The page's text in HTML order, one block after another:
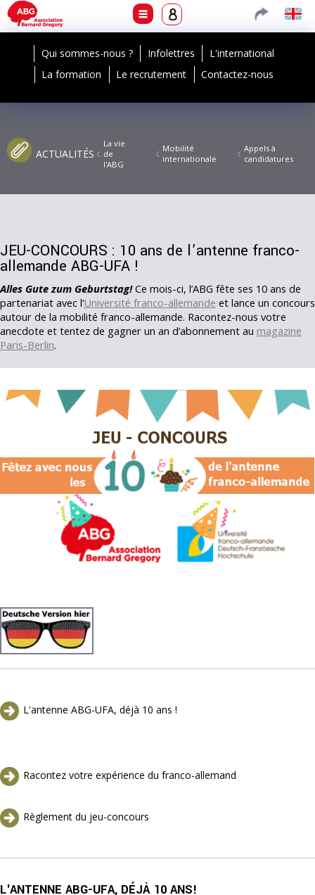
Qui sommes-nous ? Infolettres
L'international
La formation
Le recrutement Contactez-nous
ACTUALITÉS
La vie
de
l'ABG
Mobilité
internationale
Appels à
candidatures
JEU-CONCOURS : 10 ans de l’antenne franco-
allemande ABG-UFA !
Alles Gute zum Geburtstag!Ce mois-ci, l’ABG fête ses 10 ans de
partenariat avec l‘Université franco-allemande et lance un concours
autour de la mobilité franco-allemande. Racontez-nous votre
anecdote et tentez de gagner un an d’abonnement au magazine
Paris-Berlin.
L'antenne ABG-UFA, déjà 10 ans !
Racontez votre expérience du franco-allemand
Règlement du jeu-concours
L'ANTENNE ABG-UFA, DÉJÀ 10 ANS!